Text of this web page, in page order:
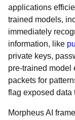
applications
trained models,
immediately
information, like
private keys,
pre-trained model
packets for
flag exposed data
Morpheus AI